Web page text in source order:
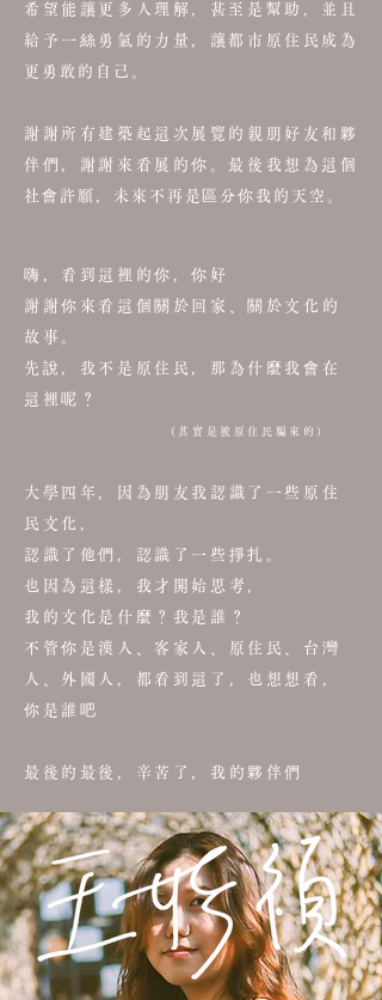
希望能讓更多人理解，甚至是幫助，並且
給予一絲勇氣的力量，讓都市原住民成為
更勇敢的自己。
謝謝所有建築起這次展覽的親朋好友和夥
伴們，謝謝來看展的你。最後我想為這個
社會許願，未來不再是區分你我的天空。
嗨，看到這裡的你，你好
謝謝你來看這個關於回家、關於文化的
故事。
先說，我不是原住民，那為什麼我會在
這裡呢？
（其實是被原住民騙來的）
大學四年，因為朋友我認識了一些原住
民文化，
認識了他們，認識了一些掙扎。
也因為這樣，我才開始思考，
我的文化是什麼？我是誰？
不管你是漢人、客家人、原住民、台灣
人、外國人，都看到這了，也想想看，
你是誰吧
最後的最後，辛苦了，我的夥伴們